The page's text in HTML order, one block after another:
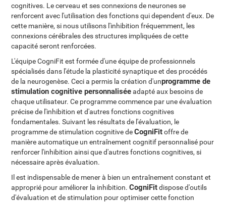
cognitives. Le cerveau et ses connexions de neurones se
renforcent avec l'utilisation des fonctions qui dependent d'eux. De
cette manière, si nous utilisons l'inhibition fréquemment, les
connexions cérébrales des structures impliquées de cette
capacité seront renforcées.
L'équipe CogniFit est formée d'une équipe de professionnels
spécialisés dans l'étude la plasticité synaptique et des procédés
de la neurogenèse. Ceci a permis la création d'unprogramme de
stimulation cognitive personnaliséeadapté aux besoins de
chaque utilisateur. Ce programme commence par une évaluation
précise de l'inhibition et d'autres fonctions cognitives
fondamentales. Suivant les résultats de l'évaluation, le
programme de stimulation cognitive deCogniFitoffre de
manière automatique un entraînement cognitif personnalisé pour
renforcer l'inhibition ainsi que d'autres fonctions cognitives, si
nécessaire après évaluation.
Il est indispensable de mener à bien un entraînement constant et
approprié pour améliorer la inhibition.CogniFitdispose d'outils
d'évaluation et de stimulation pour optimiser cette fonction